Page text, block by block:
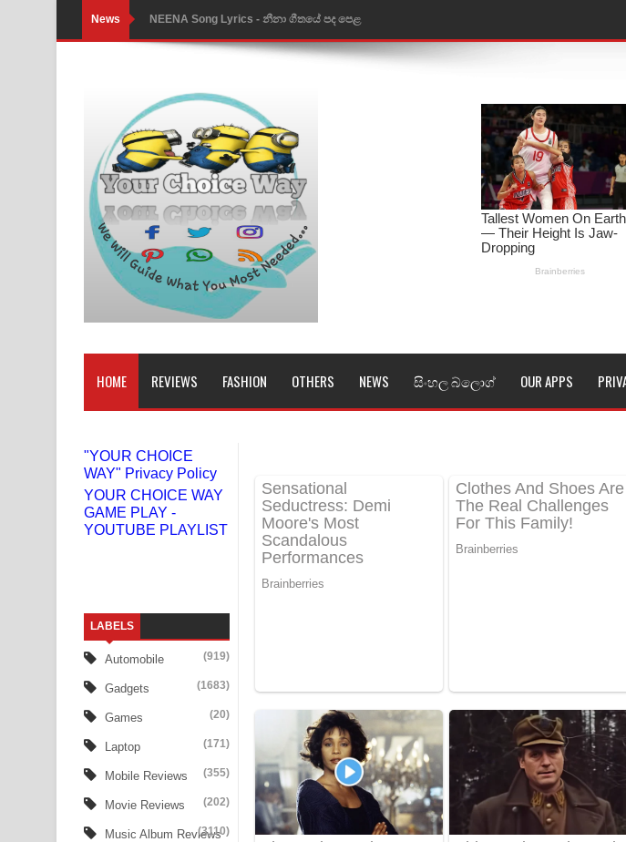
News NEENA Song Lyrics - නීනා ගීතයේ පද පෙළ
Ahimi Wimai Himi Song Lyrics - අහිමි විමයි හිමි ගීතයේ පද පෙළ
Mathaka Parana Song Lyrics - මතක පාරනා ගීතයේ පද පෙළ
Nimnadhen Song Lyrics - නිම්නාදෙන් ගීතයේ පද පෙළ
Obamai Mage Adare Song Lyrics - ඔබමයි මගේ ආදරේ ගීතයේ පද පෙළ
Pansal Gihin Song Lyrics - පන්සල් ගිහිං ගීතයේ පද පෙළ
Ankeliya Song Lyrics - අංකෙළිය ගීතයේ පද පෙළ
DEAR GOD Song Lyrics - ඩියර් ගෝඩ් ගීතයේ පද පෙළ
MANAMALA KATHA Song Lyrics - මනමාල කතා ගීතයේ පද පෙළ
Niwuna Numba Hinda Song Lyrics - නිවුනා නුඹ හින්දා ගීතයේ පද පෙළ
Numba Dun Aadare Song Lyrics - නුඹ දුන් ආදරේ ගීතයේ පද පෙළ
Liyamuda Dan Anagathe Song Lyrics - ලියමුද දැන් අනාගතේ ගීතයේ පද පෙළ
Adare Wadi Nisa Song Lyrics - ආදරේ වැඩි නිසා ගීතයේ පද පෙළ
UNUHUMA Song Lyrics - උණුහුම ගීතයේ පද පෙළ
Katakara Song Lyrics - කටකාර ගීතයේ පද පෙළ
Tharu Yaye Dilena Song Lyrics - තරු යායේ දිලෙනා ගීතයේ පද පෙළ
HOME REVIEWS FASHION OTHERS NEWS සිංහල බ්ලොග් OUR APPS
"YOUR CHOICE
WAY" Privacy Policy
YOUR CHOICE WAY
GAME PLAY -
YOUTUBE PLAYLIST
LABELS
Automobile (919)
Gadgets (1683)
Games (20)
Laptop (171)
Mobile Reviews (355)
Movie Reviews (202)
Music Album Reviews
(3110)